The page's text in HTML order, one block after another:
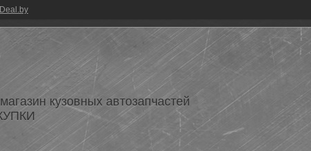
кузовных автозапчастей